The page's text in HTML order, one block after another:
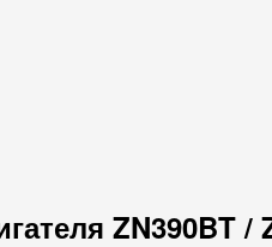
ZN390BT /